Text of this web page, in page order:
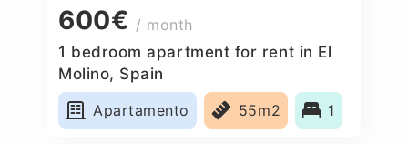
600€ / month
1 bedroom apartment for rent in El
Molino, Spain
Apartamento
55m2 1